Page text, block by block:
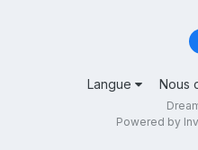
Langue Nous
Powered by